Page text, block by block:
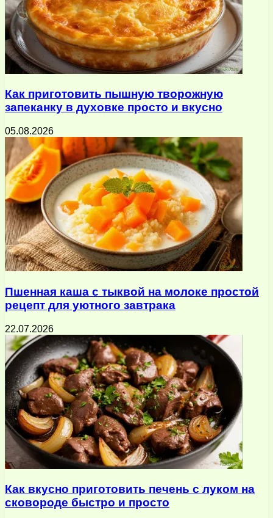
Как приготовить пышную творожную
запеканку в духовке просто и вкусно
05.08.2026
Пшенная каша с тыквой на молоке простой
рецепт для уютного завтрака
22.07.2026
Как вкусно приготовить печень с луком на
сковороде быстро и просто